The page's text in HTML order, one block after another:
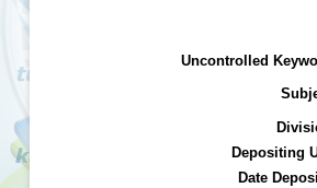
Uncontrolled
Depositing
Date